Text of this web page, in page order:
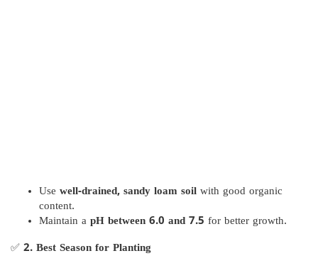
Use well-drained, sandy loam soil with good organic
content.
Maintain a pH between 6.0 and 7.5 for better growth.
✅ 2. Best Season for Planting